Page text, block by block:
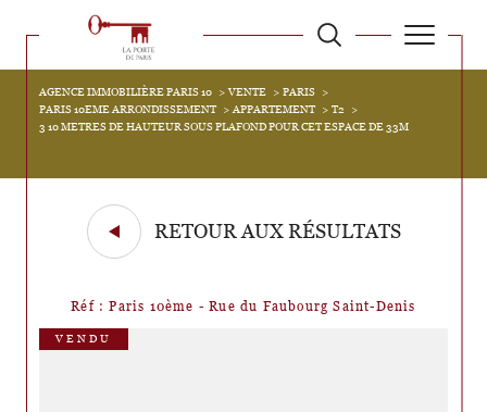
AGENCE IMMOBILIÈRE PARIS 10 VENTE
PARIS
PARIS 10EME ARRONDISSEMENT
APPARTEMENT
T2
3 10 METRES DE HAUTEUR SOUS PLAFOND POUR CET ESPACE DE 33M
RETOUR AUX RÉSULTATS
Réf : Paris 10ème - Rue du Faubourg Saint-Denis
VENDU